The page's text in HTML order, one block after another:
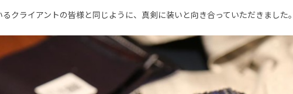
クライアントの皆様と同じように、真剣に装いと向き合っていただきました。